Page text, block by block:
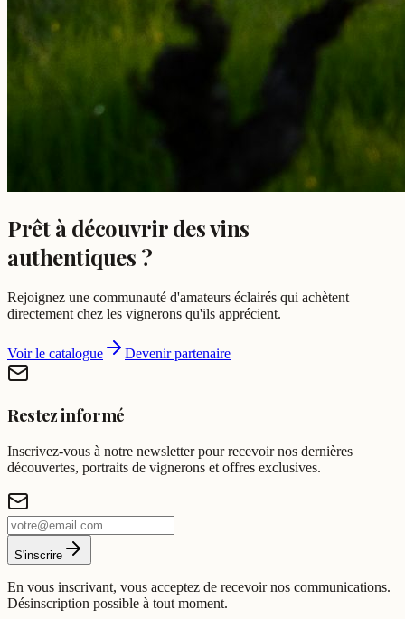
Prêt à découvrir des vins
authentiques ?
Rejoignez une communauté d'amateurs éclairés qui achètent
directement chez les vignerons qu'ils apprécient.
Voir le catalogue Devenir partenaire
Restez informé
Inscrivez-vous à notre newsletter pour recevoir nos dernières
découvertes, portraits de vignerons et offres exclusives.
S'inscrire
En vous inscrivant, vous acceptez de recevoir nos communications.
Désinscription possible à tout moment.